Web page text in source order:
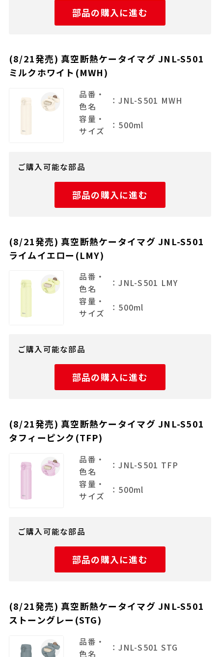
部品の購入に進む
(8/21発売) 真空断熱ケータイマグ JNL-S501
ミルクホワイト(MWH)
品番・
色名
：JNL-S501 MWH
容量・
サイズ
：500ml
ご購入可能な部品
部品の購入に進む
(8/21発売) 真空断熱ケータイマグ JNL-S501
ライムイエロー(LMY)
品番・
色名
：JNL-S501 LMY
容量・
サイズ
：500ml
ご購入可能な部品
部品の購入に進む
(8/21発売) 真空断熱ケータイマグ JNL-S501
タフィーピンク(TFP)
品番・
色名
：JNL-S501 TFP
容量・
サイズ
：500ml
ご購入可能な部品
部品の購入に進む
(8/21発売) 真空断熱ケータイマグ JNL-S501
ストーングレー(STG)
品番・
色名
：JNL-S501 STG